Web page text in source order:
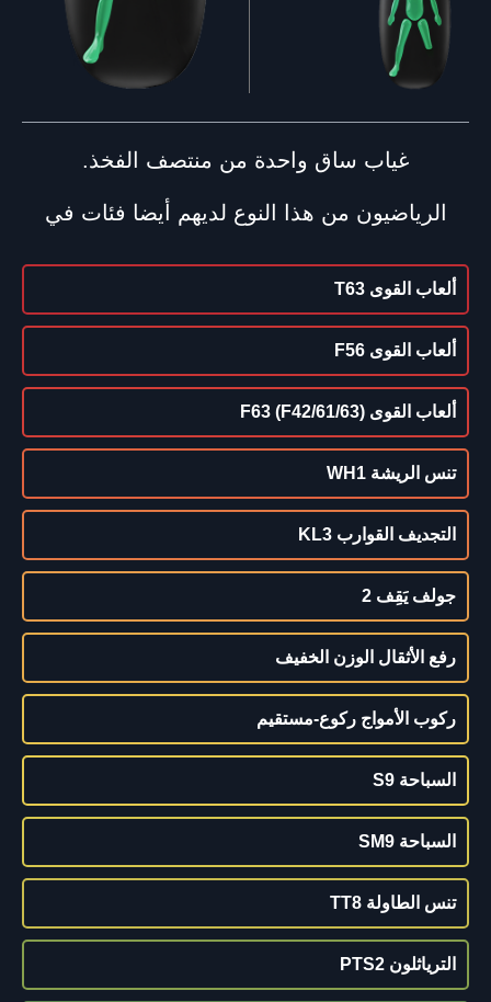
غياب ساق واحدة من منتصف الفخذ.
الرياضيون من هذا النوع لديهم أيضا فئات في
ألعاب القوى T63
ألعاب القوى F56
ألعاب القوى F63 (F42/61/63)
تنس الريشة WH1
التجديف القوارب KL3
جولف يَقِف 2
رفع الأثقال الوزن الخفيف
ركوب الأمواج ركوع-مستقيم
السباحة S9
السباحة SM9
تنس الطاولة TT8
الترياثلون PTS2